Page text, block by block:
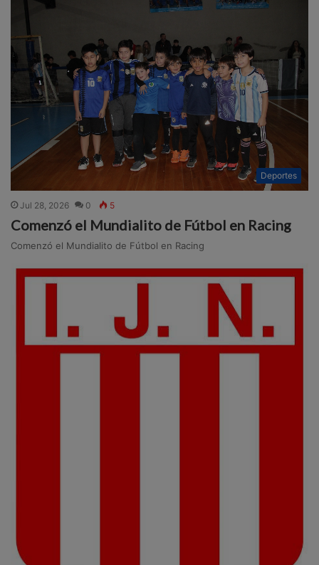
Deportes
Jul 28, 2026 0 5
Comenzó el Mundialito de Fútbol en Racing
Comenzó el Mundialito de Fútbol en Racing